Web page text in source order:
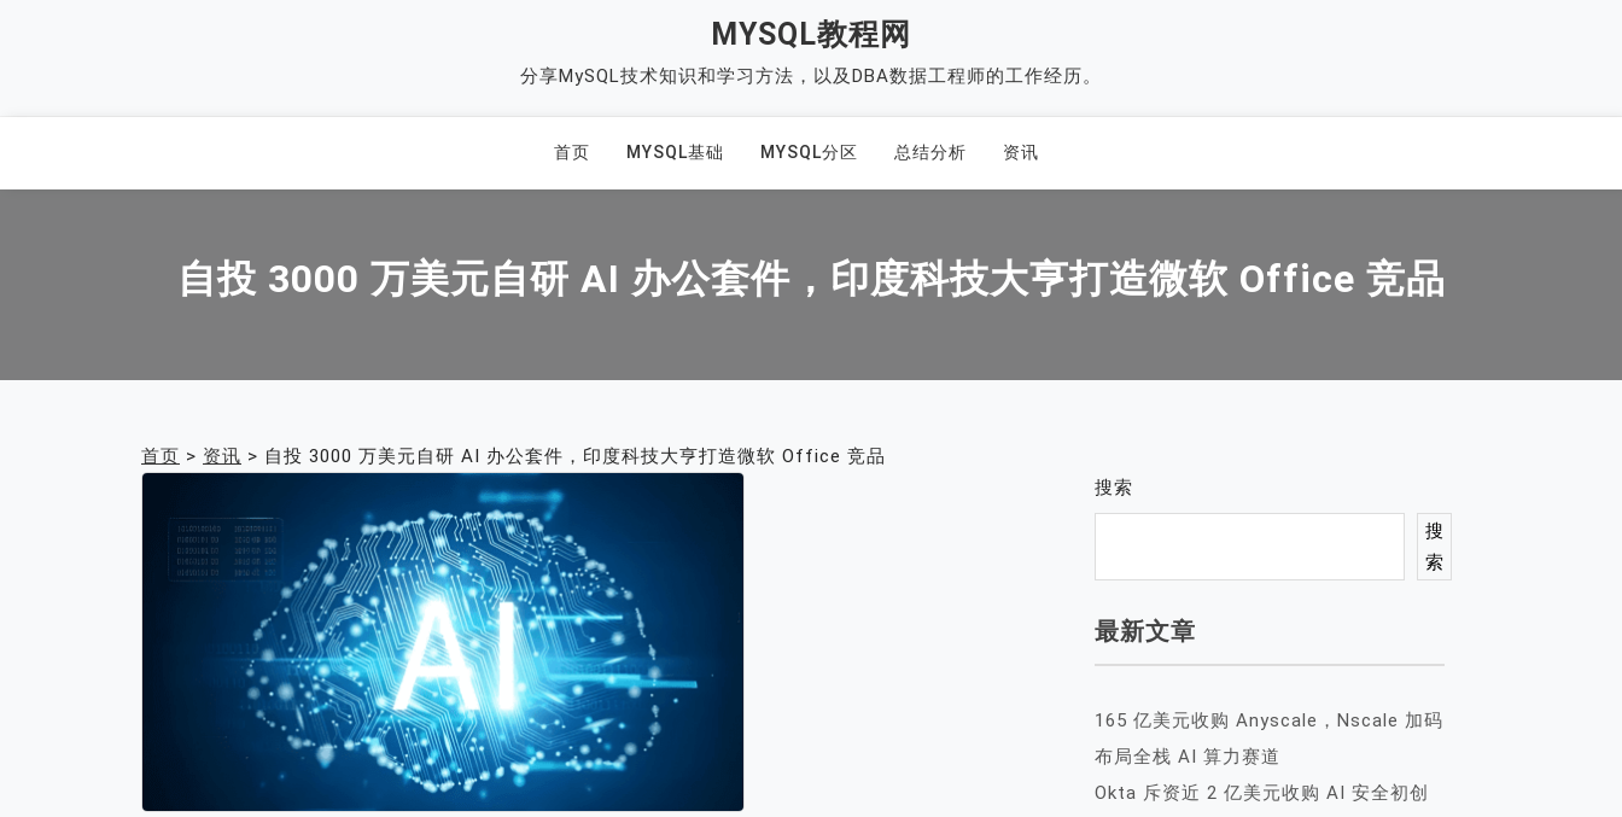
MYSQL教程网
分享MySQL技术知识和学习方法，以及DBA数据工程师的工作经历。
首页 MYSQL基础 MYSQL分区 总结分析 资讯
自投 3000 万美元自研 AI 办公套件，印度科技大亨打造微软 Office 竞品
首页 > 资讯 > 自投 3000 万美元自研 AI 办公套件，印度科技大亨打造微软 Office 竞品
搜索
搜
索
最新文章
165 亿美元收购 Anyscale，Nscale 加码
布局全栈 AI 算力赛道
Okta 斥资近 2 亿美元收购 AI 安全初创